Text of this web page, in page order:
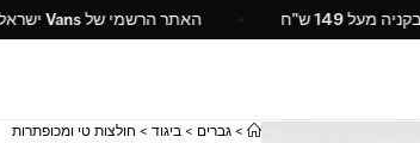
חינם בקניה מעל 149 ש"ח האתר הרשמי של Vans ישראל
>גברים >ביגוד > חולצות טי ומכופתרות